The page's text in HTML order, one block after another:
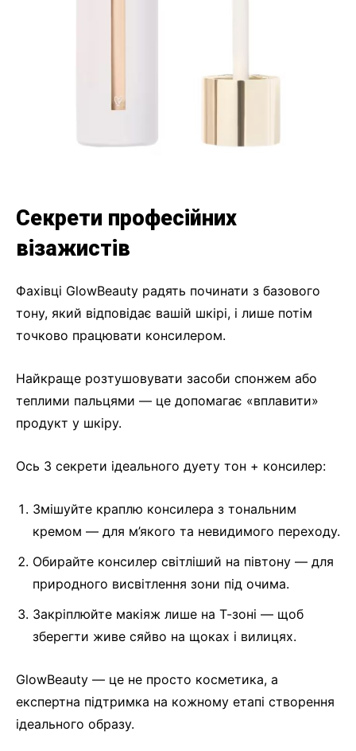
Секрети професійних
візажистів
Фахівці GlowBeauty радять починати з базового
тону, який відповідає вашій шкірі, і лише потім
точково працювати консилером.
Найкраще розтушовувати засоби спонжем або
теплими пальцями — це допомагає «вплавити»
продукт у шкіру.
Ось 3 секрети ідеального дуету тон + консилер:
Змішуйте краплю консилера з тональним
кремом — для м’якого та невидимого переходу.
Обирайте консилер світліший на півтону — для
природного висвітлення зони під очима.
Закріплюйте макіяж лише на Т-зоні — щоб
зберегти живе сяйво на щоках і вилицях.
GlowBeauty — це не просто косметика, а
експертна підтримка на кожному етапі створення
ідеального образу.